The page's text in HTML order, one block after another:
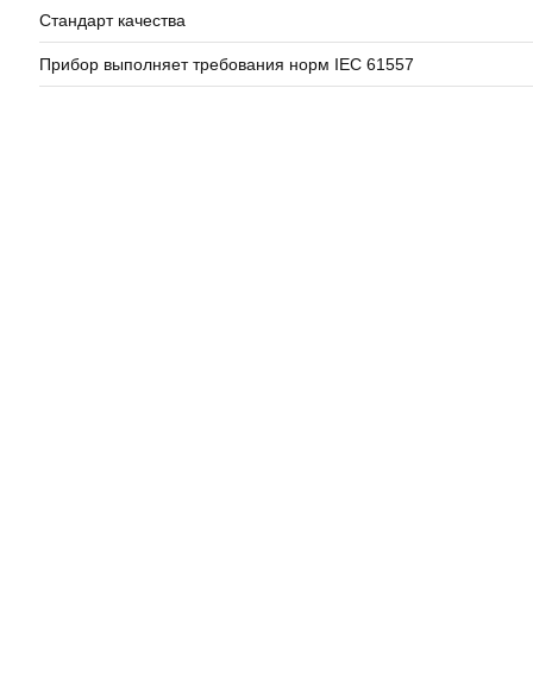
Стандарт качества
Прибор выполняет требования норм IEC 61557